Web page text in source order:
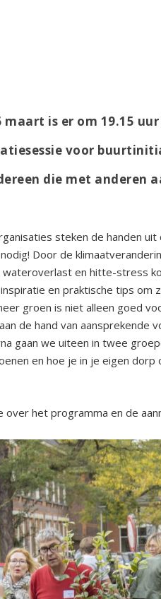
maart is er om 19.15
voor
die met anderen
steken de handen
Door de
en hitte-stress
en praktische tips om
groen is niet alleen goed
de hand van aansprekende
gaan we uiteen in twee
en hoe je in je eigen
over het programma en de